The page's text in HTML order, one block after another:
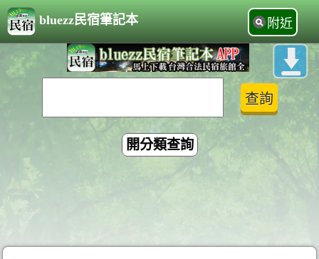
bluezz民宿筆記本 附近
開分類查詢